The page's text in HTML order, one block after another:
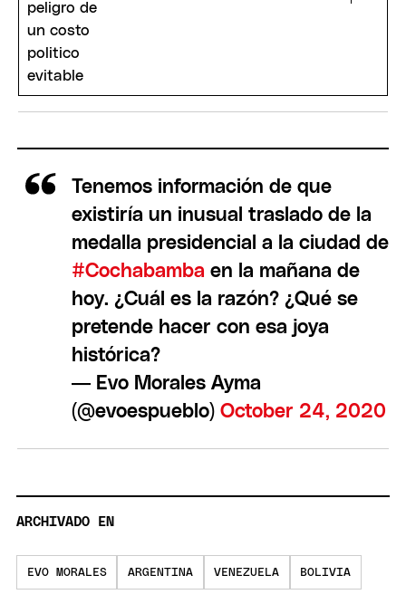
Tenemos información de que
existiría un inusual traslado de la
medalla presidencial a la ciudad de
#Cochabamba en la mañana de
hoy. ¿Cuál es la razón? ¿Qué se
pretende hacer con esa joya
histórica?
— Evo Morales Ayma
(@evoespueblo) October 24, 2020
ARCHIVADO EN
EVO MORALES ARGENTINA VENEZUELA BOLIVIA